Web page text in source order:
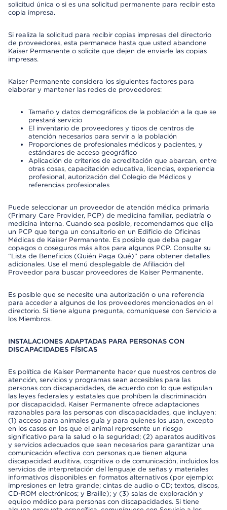
solicitud única o si es una solicitud permanente para recibir esta
copia impresa.
Si realiza la solicitud para recibir copias impresas del directorio
de proveedores, esta permanece hasta que usted abandone
Kaiser Permanente o solicite que dejen de enviarle las copias
impresas.
Kaiser Permanente considera los siguientes factores para
elaborar y mantener las redes de proveedores:
Tamaño y datos demográficos de la población a la que se
prestará servicio
El inventario de proveedores y tipos de centros de
atención necesarios para servir a la población
Proporciones de profesionales médicos y pacientes, y
estándares de acceso geográfico
Aplicación de criterios de acreditación que abarcan, entre
otras cosas, capacitación educativa, licencias, experiencia
profesional, autorización del Colegio de Médicos y
referencias profesionales
Puede seleccionar un proveedor de atención médica primaria
(Primary Care Provider, PCP) de medicina familiar, pediatría o
medicina interna. Cuando sea posible, recomendamos que elija
un PCP que tenga un consultorio en un Edificio de Oficinas
Médicas de Kaiser Permanente. Es posible que deba pagar
copagos o coseguros más altos para algunos PCP. Consulte su
“Lista de Beneficios (Quién Paga Qué)” para obtener detalles
adicionales. Use el menú desplegable de Afiliación del
Proveedor para buscar proveedores de Kaiser Permanente.
Es posible que se necesite una autorización o una referencia
para acceder a algunos de los proveedores mencionados en el
directorio. Si tiene alguna pregunta, comuníquese con Servicio a
los Miembros.
INSTALACIONES ADAPTADAS PARA PERSONAS CON
DISCAPACIDADES FÍSICAS
Es política de Kaiser Permanente hacer que nuestros centros de
atención, servicios y programas sean accesibles para las
personas con discapacidades, de acuerdo con lo que estipulan
las leyes federales y estatales que prohíben la discriminación
por discapacidad. Kaiser Permanente ofrece adaptaciones
razonables para las personas con discapacidades, que incluyen:
(1) acceso para animales guía y para quienes los usan, excepto
en los casos en los que el animal represente un riesgo
significativo para la salud o la seguridad; (2) aparatos auditivos
y servicios adecuados que sean necesarios para garantizar una
comunicación efectiva con personas que tienen alguna
discapacidad auditiva, cognitiva o de comunicación, incluidos los
servicios de interpretación del lenguaje de señas y materiales
informativos disponibles en formatos alternativos (por ejemplo:
impresiones en letra grande; cintas de audio o CD; textos, discos,
CD-ROM electrónicos; y Braille); y (3) salas de exploración y
equipo médico para personas con discapacidades. Si tiene